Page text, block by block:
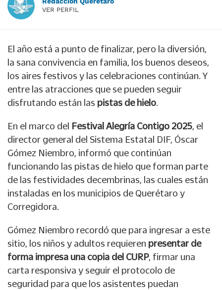
VER PERFIL
El año está a punto de finalizar, pero la diversión,
la sana convivencia en familia, los buenos deseos,
los aires festivos y las celebraciones continúan. Y
entre las atracciones que se pueden seguir
disfrutando están las pistas de hielo.
En el marco del Festival Alegría Contigo 2025, el
director general del Sistema Estatal DIF, Óscar
Gómez Niembro, informó que continúan
funcionando las pistas de hielo que forman parte
de las festividades decembrinas, las cuales están
instaladas en los municipios de Querétaro y
Corregidora.
Gómez Niembro recordó que para ingresar a este
sitio, los niños y adultos requieren presentar de
forma impresa una copia del CURP, firmar una
carta responsiva y seguir el protocolo de
seguridad para que los asistentes puedan